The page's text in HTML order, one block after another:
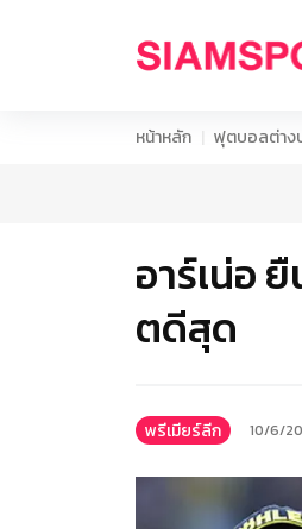
หน้าหลัก ฟุตบอลต่าง
อาร์เน่อ
ตดีสุด
พรีเมียร์ลีก 10/6/